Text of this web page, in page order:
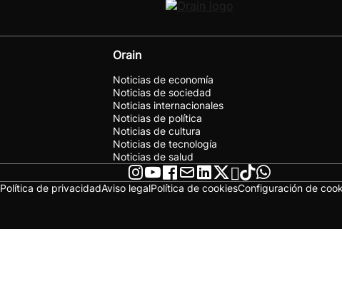
Orain
Noticias de economía
Noticias de sociedad
Noticias internacionales
Noticias de política
Noticias de cultura
Noticias de tecnología
Noticias de salud
Política de privacidadAviso legalPolítica de cookiesConfiguración de